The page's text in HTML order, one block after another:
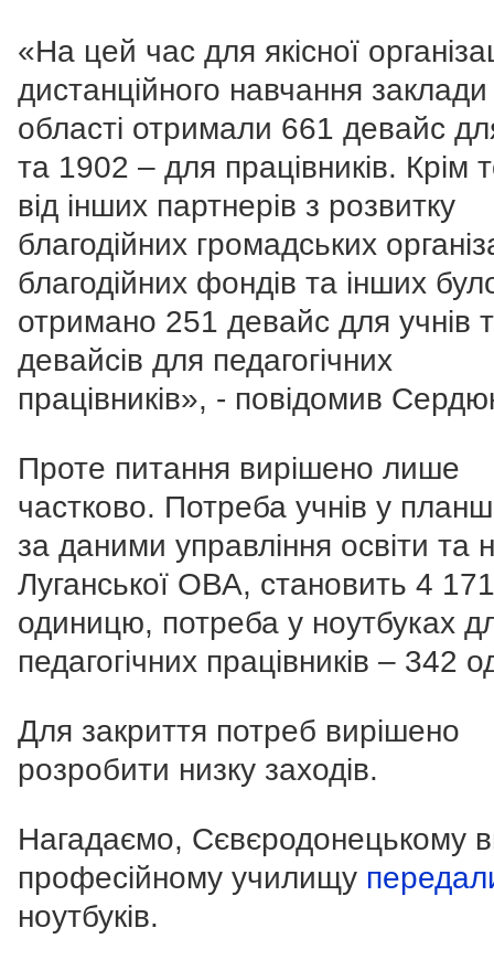
«На цей час для якісної
дистанційного навчання заклади
області отримали 661 девайс
та 1902 – для працівників. Крім
від інших партнерів з розвитку
благодійних громадських
благодійних фондів та інших
отримано 251 девайс для учнів
девайсів для педагогічних
працівників», - повідомив
Проте питання вирішено лише
частково. Потреба учнів у
за даними управління освіти та
Луганської ОВА, становить 4 171
одиницю, потреба у ноутбуках
педагогічних працівників – 342
Для закриття потреб вирішено
розробити низку заходів.
Нагадаємо, Сєвєродонецькому
професійному училищу
ноутбуків.